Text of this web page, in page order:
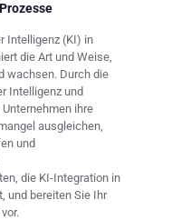
Intelligenz (KI) in
die Art und Weise,
wachsen. Durch die
Intelligenz und
ihre
ausgleichen,
und
die KI-Integration in
und bereiten Sie Ihr